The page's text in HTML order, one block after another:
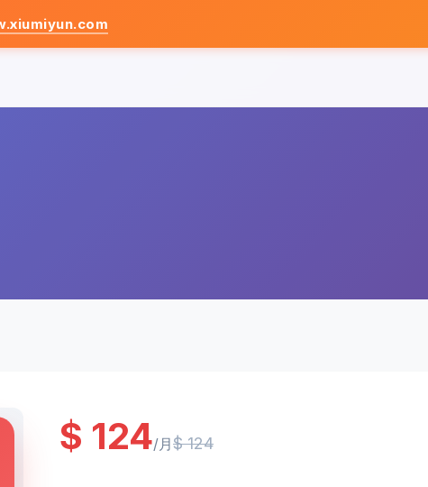
$ 124/月$ 124